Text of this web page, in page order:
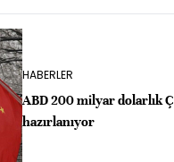
HABERLER
ABD 200 milyar dolarlık
hazırlanıyor